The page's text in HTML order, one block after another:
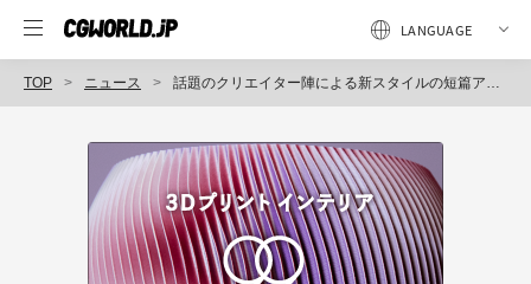
TOP ニュース 話題のクリエイター陣による新スタイルの短篇アニメ『MOKURI（モクリ）』、2020年4月26日（日）公開（HIKKY、Root Studio）